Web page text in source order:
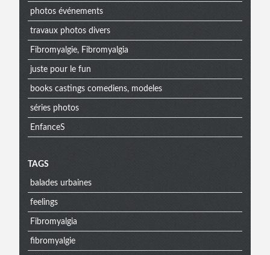
photos événements
travaux photos divers
Fibromyalgie, Fibromyalgia
juste pour le fun
books castings comediens, modeles
séries photos
EnfanceS
Menu
extra
TAGS
balades urbaines
feelings
Fibromyalgia
fibromyalgie